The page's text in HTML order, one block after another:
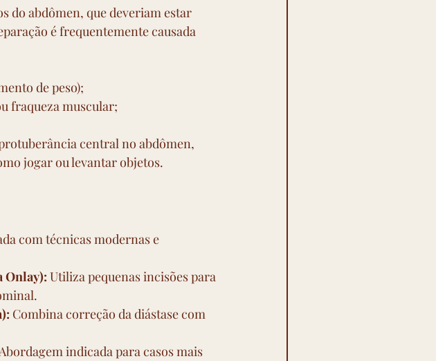
do abdômen, que deveriam estar
é frequentemente causada
de peso);
fraqueza muscular;
central no abdômen,
jogar ou levantar objetos.
com técnicas modernas e
Onlay): Utiliza pequenas incisões para
Combina correção da diástase com
indicada para casos mais